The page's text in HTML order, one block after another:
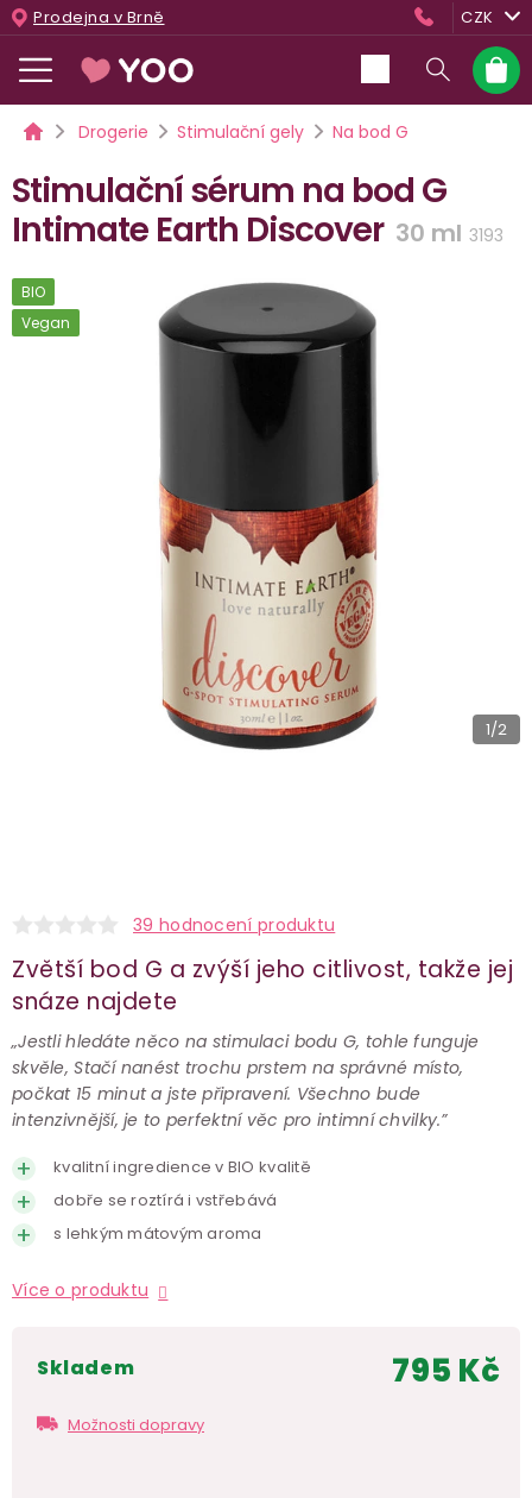
Přejít
na
obsah
Prodejna v Brně CZK
košík
DomůDrogerie Stimulační gely Na bod G
Stimulační sérum na bod G
Intimate Earth Discover 30 ml 3193
1/2
BIO
Vegan
39 hodnocení produktu
Zvětší bod G a zvýší jeho citlivost, takže jej
snáze najdete
„Jestli hledáte něco na stimulaci bodu G, tohle funguje
skvěle, Stačí nanést trochu prstem na správné místo,
počkat 15 minut a jste připravení. Všechno bude
intenzivnější, je to perfektní věc pro intimní chvilky.”
kvalitní ingredience v BIO kvalitě
dobře se roztírá i vstřebává
s lehkým mátovým aroma
Více o produktu
skladem
Možnosti dopravy
795 Kč